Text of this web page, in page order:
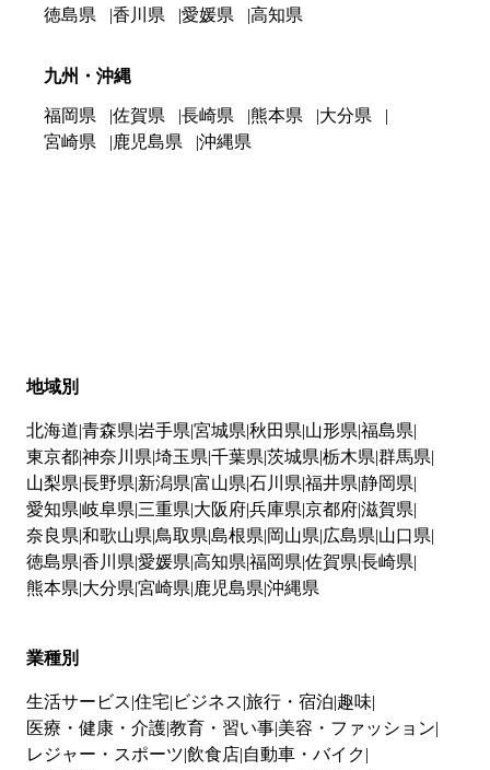
徳島県
香川県 愛媛県 高知県
九州・沖縄
福岡県 佐賀県 長崎県 熊本県
大分県
宮崎県
鹿児島県 沖縄県
地域別
北海道 青森県 岩手県 宮城県 秋田県 山形県 福島県
東京都神奈川県 埼玉県 千葉県 茨城県 栃木県 群馬県
山梨県 長野県 新潟県 富山県 石川県 福井県 静岡県
愛知県 岐阜県 三重県 大阪府兵庫県 京都府滋賀県
奈良県 和歌山県 鳥取県 島根県 岡山県 広島県 山口県
徳島県 香川県 愛媛県 高知県 福岡県 佐賀県 長崎県
熊本県 大分県 宮崎県 鹿児島県 沖縄県
業種別
生活サービス 住宅 ビジネス 旅行・宿泊 趣味
医療・健康・介護教育・習い事 美容・ファッション
レジャー・スポーツ 飲食店 自動車・バイク